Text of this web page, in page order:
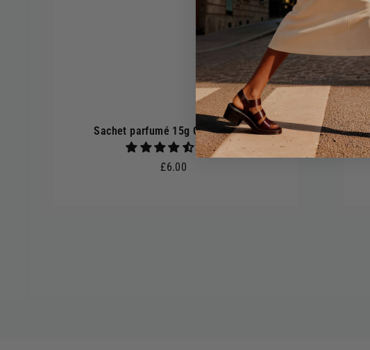
Sachet parfumé 15g Coton poudré
2 avis
£6.00